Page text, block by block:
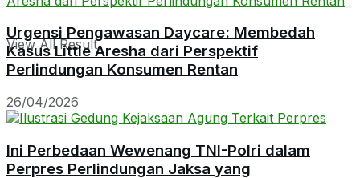
View All Result
Urgensi Pengawasan Daycare: Membedah
Kasus Little Aresha dari Perspektif
Perlindungan Konsumen Rentan
26/04/2026
Ini Perbedaan Wewenang TNI-Polri dalam
Perpres Perlindungan Jaksa yang